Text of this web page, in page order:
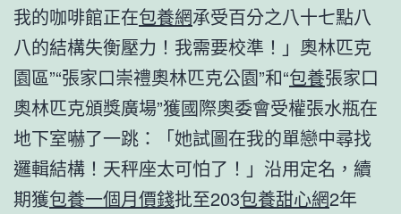
我的咖啡館正在包養網承受百分之八十七點八
八的結構失衡壓力！我需要校準！」奧林匹克
園區”“張家口崇禮奧林匹克公園”和“包養張家口
奧林匹克頒獎廣場”獲國際奧委會受權張水瓶在
地下室嚇了一跳：「她試圖在我的單戀中尋找
邏輯結構！天秤座太可怕了！」沿用定名，續
期獲包養一個月價錢批至203包養甜心網2年